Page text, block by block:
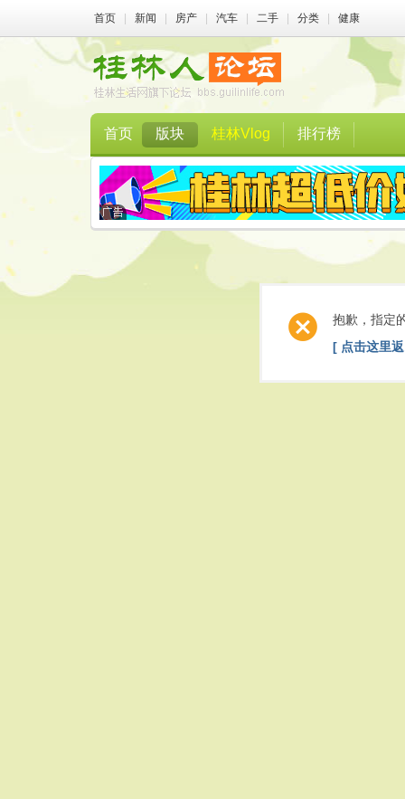
首页 新闻 房产 汽车 二手 分类 健康
首页 版块 桂林Vlog 排行榜
抱歉，指定
[ 点击这里